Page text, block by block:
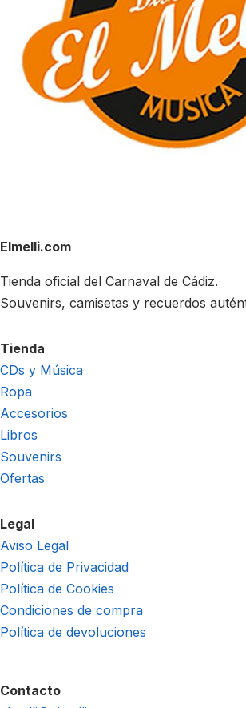
Elmelli.com
Tienda oficial del Carnaval de Cádiz.
Souvenirs, camisetas y recuerdos
Tienda
CDs y Música
Ropa
Accesorios
Libros
Souvenirs
Ofertas
Legal
Aviso Legal
Política de Privacidad
Política de Cookies
Condiciones de compra
Política de devoluciones
Contacto